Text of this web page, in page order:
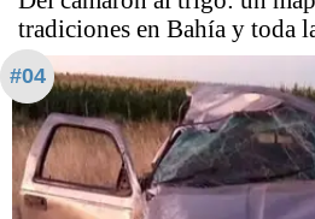
tradiciones en Bahía y toda
#04